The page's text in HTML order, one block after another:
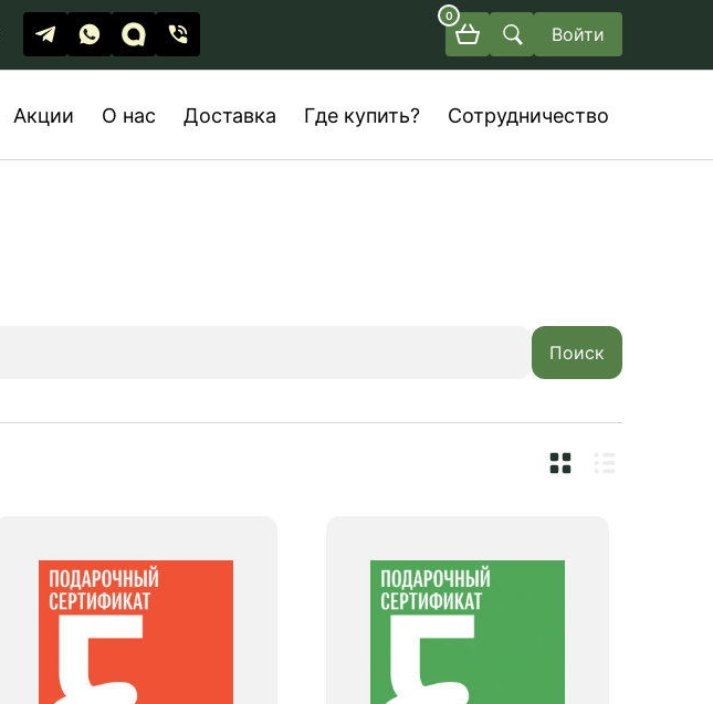
0
Войти
Акции О нас Доставка Где купить? Сотрудничество
Поиск